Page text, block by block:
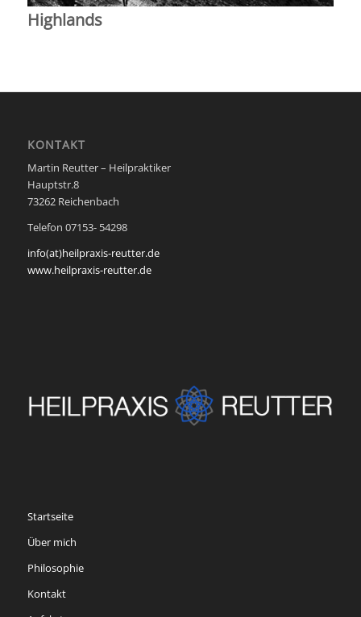
Highlands
KONTAKT
Martin Reutter – Heilpraktiker
Hauptstr.8
73262 Reichenbach
Telefon 07153- 54298
info(at)heilpraxis-reutter.de
www.heilpraxis-reutter.de
Startseite
Über mich
Philosophie
Kontakt